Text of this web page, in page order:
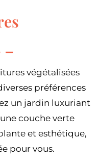
végétalisées
préférences
un jardin luxuriant
couche verte
et esthétique,
pour vous.